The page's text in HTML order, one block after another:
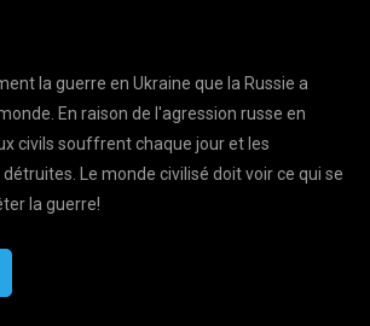
la guerre en Ukraine que la Russie a
En raison de l'agression russe en
civils souffrent chaque jour et les
Le monde civilisé doit voir ce qui se
la guerre!